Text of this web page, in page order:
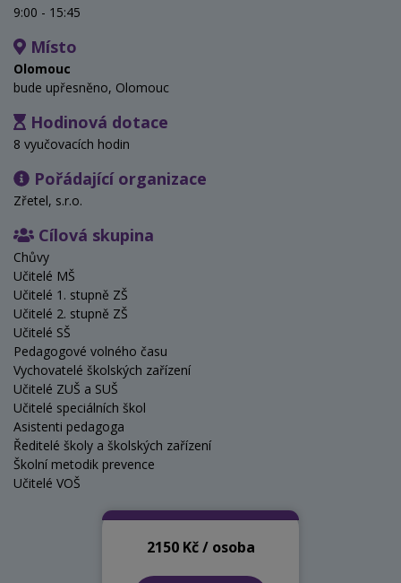
9:00 - 15:45
Místo
Olomouc
bude upřesněno, Olomouc
Hodinová dotace
8 vyučovacích hodin
Pořádající organizace
Zřetel, s.r.o.
Cílová skupina
Chůvy
Učitelé MŠ
Učitelé 1. stupně ZŠ
Učitelé 2. stupně ZŠ
Učitelé SŠ
Pedagogové volného času
Vychovatelé školských zařízení
Učitelé ZUŠ a SUŠ
Učitelé speciálních škol
Asistenti pedagoga
Ředitelé školy a školských zařízení
Školní metodik prevence
Učitelé VOŠ
2150 Kč / osoba